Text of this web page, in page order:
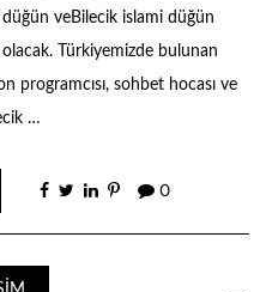
veBilecik islami düğün
Türkiyemizde bulunan
programcısı, sohbet hocası ve
…
0